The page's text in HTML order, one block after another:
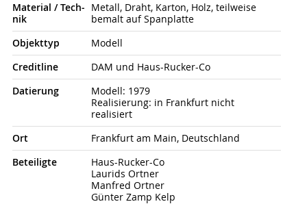
Material / Tech­
nik
Metall, Draht, Karton, Holz, teilweise
bemalt auf Spanplatte
Objekt­typ
Modell
Credit­line
DAM und Haus-Rucker-Co
Datierung
Modell: 1979
Realisierung: in Frankfurt nicht
realisiert
Ort
Frankfurt am Main, Deutschland
Beteiligte
Haus-Rucker-Co
Laurids Ortner
Manfred Ortner
Günter Zamp Kelp